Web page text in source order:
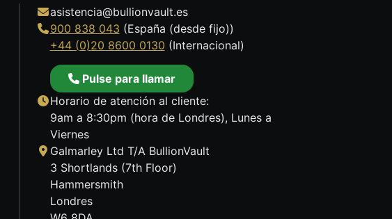
asistencia@bullionvault.es
900 838 043 (España (desde fijo))
+44 (0)20 8600 0130 (Internacional)
Pulse para llamar
Horario de atención al cliente:
9am a 8:30pm (hora de Londres), Lunes a
Viernes
Galmarley Ltd T/A BullionVault
3 Shortlands (7th Floor)
Hammersmith
Londres